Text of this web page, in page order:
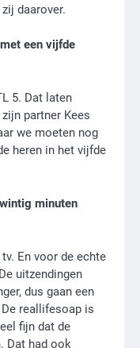
daarover.
een vijfde
5. Dat laten
partner Kees
we moeten nog
heren in het vijfde
minuten
En voor de echte
uitzendingen
dus gaan een
De reallifesoap is
fijn dat de
Dat had ook